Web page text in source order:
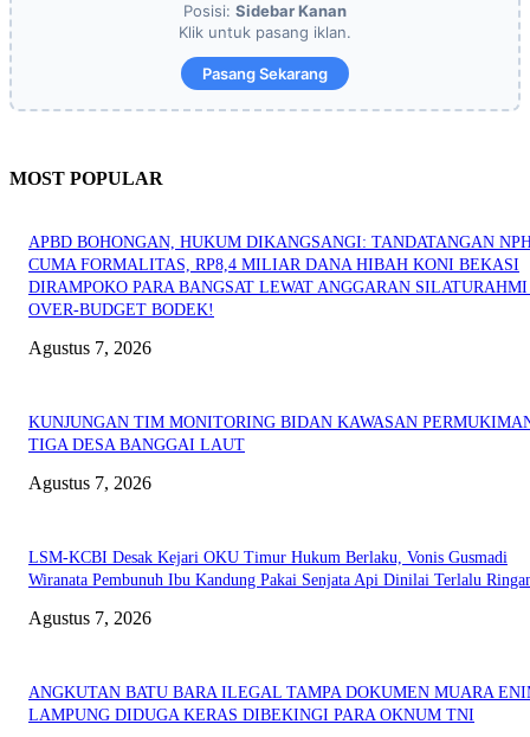
Posisi: Sidebar Kanan
Klik untuk pasang iklan.
Pasang Sekarang
MOST POPULAR
APBD BOHONGAN, HUKUM DIKANGSANGI: TANDATANGAN
CUMA FORMALITAS, RP8,4 MILIAR DANA HIBAH KONI BEKASI
DIRAMPOKO PARA BANGSAT LEWAT ANGGARAN
OVER-BUDGET BODEK!
Agustus 7, 2026
KUNJUNGAN TIM MONITORING BIDAN KAWASAN
TIGA DESA BANGGAI LAUT
Agustus 7, 2026
LSM-KCBI Desak Kejari OKU Timur Hukum Berlaku, Vonis Gusmadi
Wiranata Pembunuh Ibu Kandung Pakai Senjata Api Dinilai Terlalu
Agustus 7, 2026
ANGKUTAN BATU BARA ILEGAL TAMPA DOKUMEN MUARA
LAMPUNG DIDUGA KERAS DIBEKINGI PARA OKNUM TNI